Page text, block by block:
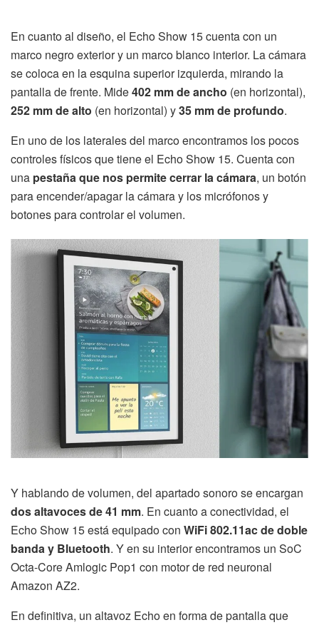
En cuanto al diseño, el Echo Show 15 cuenta con un
marco negro exterior y un marco blanco interior. La cámara
se coloca en la esquina superior izquierda, mirando la
pantalla de frente. Mide402 mm de ancho (en horizontal),
252 mm de alto (en horizontal) y35 mm de profundo.
En uno de los laterales del marco encontramos los pocos
controles físicos que tiene el Echo Show 15. Cuenta con
una pestaña que nos permite cerrar la cámara, un botón
para encender/apagar la cámara y los micrófonos y
botones para controlar el volumen.
Y hablando de volumen, del apartado sonoro se encargan
dos altavoces de 41 mm. En cuanto a conectividad, el
Echo Show 15 está equipado con WiFi 802.11ac de doble
banda y Bluetooth. Y en su interior encontramos un SoC
Octa-Core Amlogic Pop1 con motor de red neuronal
Amazon AZ2.
En definitiva, un altavoz Echo en forma de pantalla que